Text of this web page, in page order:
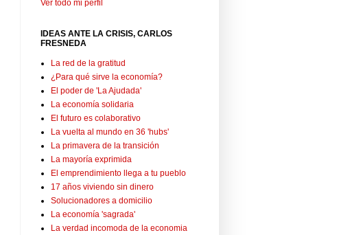
Ver todo mi perfil
IDEAS ANTE LA CRISIS, CARLOS
FRESNEDA
La red de la gratitud
¿Para qué sirve la economía?
El poder de 'La Ajudada'
La economía solidaria
El futuro es colaborativo
La vuelta al mundo en 36 'hubs'
La primavera de la transición
La mayoría exprimida
El emprendimiento llega a tu pueblo
17 años viviendo sin dinero
Solucionadores a domicilio
La economía 'sagrada'
La verdad incomoda de la economia